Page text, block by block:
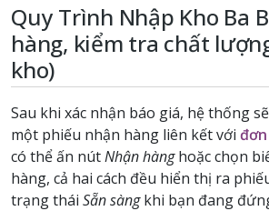
Quy Trình Nhập Kho Ba
hàng, kiểm tra chất
kho)
Sau khi xác nhận báo giá, hệ thống
một phiếu nhận hàng liên kết với
có thể ấn nútNhận hànghoặc chọn
hàng, cả hai cách đều hiển thị ra
trạng thái Sẵn sàngkhi bạn đang